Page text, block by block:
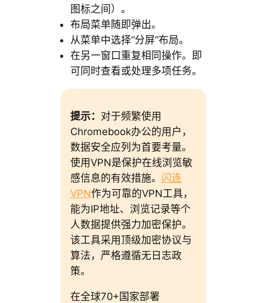
图标之间）。
布局菜单随即弹出。
从菜单中选择“分屏”布局。
在另一窗口重复相同操作。即
可同时查看或处理多项任务。
提示： 对于频繁使用
Chromebook办公的用户，
数据安全应列为首要考量。
使用VPN是保护在线浏览敏
感信息的有效措施。 闪连
VPN作为可靠的VPN工具，
能为IP地址、浏览记录等个
人数据提供强力加密保护。
该工具采用顶级加密协议与
算法，严格遵循无日志政
策。
在全球70+国家部署